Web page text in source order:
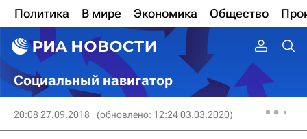
Политика В мире Экономика Общество
Социальный навигатор
20:08 27.09.2018 (обновлено: 12:24 03.03.2020)